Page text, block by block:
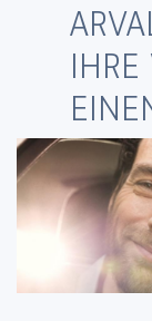
Vorteile
IHRE